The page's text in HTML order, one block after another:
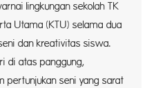
lingkungan sekolah TK
Utama (KTU) selama dua
dan kreativitas siswa.
di atas panggung,
pertunjukan seni yang sarat